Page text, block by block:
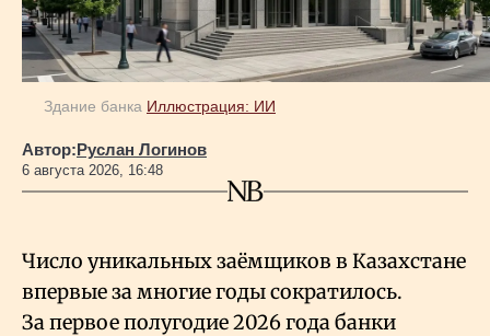
Здание банка Иллюстрация: ИИ
Автор:Руслан Логинов
6 августа 2026, 16:48
Число уникальных заёмщиков в Казахстане
впервые за многие годы сократилось.
За первое полугодие 2026 года банки